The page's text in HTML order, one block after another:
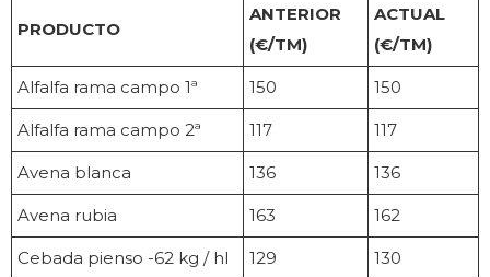
PRODUCTO
ANTERIOR
(€/TM)
ACTUAL
(€/TM)
Alfalfa rama campo 1ª 150 150
Alfalfa rama campo 2ª 117 117
Avena blanca 136 136
Avena rubia 163 162
Cebada pienso -62 kg / hl 129 130